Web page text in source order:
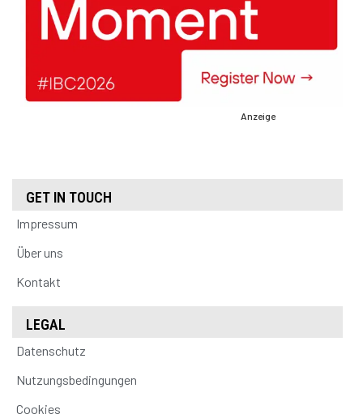
Anzeige
GET IN TOUCH
Impressum
Über uns
Kontakt
LEGAL
Datenschutz
Nutzungsbedingungen
Cookies